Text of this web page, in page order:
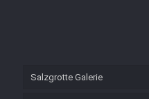
Salzgrotte Galerie